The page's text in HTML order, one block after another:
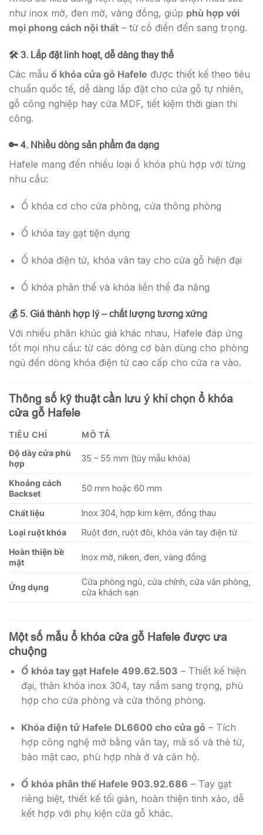
như inox mờ, đen mờ, vàng đồng, giúp phù hợp với
mọi phong cách nội thất – từ cổ điển đến sang trọng.
🛠️ 3. Lắp đặt linh hoạt, dễ dàng thay thế
Các mẫu ổ khóa cửa gỗ Hafele được thiết kế theo tiêu
chuẩn quốc tế, dễ dàng lắp đặt cho cửa gỗ tự nhiên,
gỗ công nghiệp hay cửa MDF, tiết kiệm thời gian thi
công.
🔑 4. Nhiều dòng sản phẩm đa dạng
Hafele mang đến nhiều loại ổ khóa phù hợp với từng
nhu cầu:
Ổ khóa cơ cho cửa phòng, cửa thông phòng
Ổ khóa tay gạt tiện dụng
Ổ khóa điện tử, khóa vân tay cho cửa gỗ hiện đại
Ổ khóa phân thể và khóa liền thể đa năng
💰 5. Giá thành hợp lý – chất lượng tương xứng
Với nhiều phân khúc giá khác nhau, Hafele đáp ứng
tốt mọi nhu cầu: từ các dòng cơ bản dùng cho phòng
ngủ đến dòng khóa điện tử cao cấp cho cửa ra vào.
Thông số kỹ thuật cần lưu ý khi chọn ổ khóa
cửa gỗ Hafele
TIÊU CHÍ
MÔ TẢ
Độ dày cửa phù
hợp
35 – 55 mm (tùy mẫu khóa)
Khoảng cách
Backset
50 mm hoặc 60 mm
Chất liệu
Inox 304, hợp kim kẽm, đồng thau
Loại ruột khóa
Ruột đơn, ruột đôi, khóa vân tay điện tử
Hoàn thiện bề
mặt
Inox mờ, niken, đen, vàng đồng
Ứng dụng
Cửa phòng ngủ, cửa chính, cửa văn phòng,
cửa khách sạn
Một số mẫu ổ khóa cửa gỗ Hafele được ưa
chuộng
Ổ khóa tay gạt Hafele 499.62.503 – Thiết kế hiện
đại, thân khóa inox 304, tay nắm sang trọng, phù
hợp cho cửa phòng và cửa thông phòng.
Khóa điện tử Hafele DL6600 cho cửa gỗ– Tích
hợp công nghệ mở bằng vân tay, mã số và thẻ từ,
bảo mật cao, phù hợp nhà ở và căn hộ.
Ổ khóa phân thể Hafele 903.92.686 – Tay gạt
riêng biệt, thiết kế tối giản, hoàn thiện tinh xảo, dễ
kết hợp với phụ kiện cửa gỗ khác.